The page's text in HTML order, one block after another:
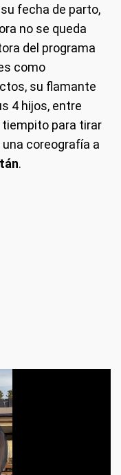
fecha de parto,
no se queda
del programa
como
su flamante
4 hijos, entre
para tirar
coreografía a
.